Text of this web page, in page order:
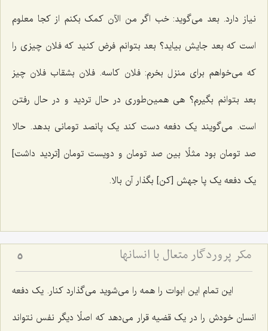
نیاز دارد. بعد می‌گوید: خب اگر من الآن کمک بکنم از کجا معلوم
است که بعد جایش بیاید؟ بعد بتوانم فرض کنید که فلان چیزی را
که می‌خواهم برای منزل بخرم: فلان کاسه. فلان بشقاب فلان چیز
بعد بتوانم بگیرم؟ هی همین‌طوری در حال تردید و در حال رفتن
است. می‌گویند یک دفعه دست کند یک پانصد تومانی بدهد. حالا
صد تومان بود مثلًا بین صد تومان و دویست تومان [تردید داشت‌]
یک دفعه یک پا جهش [کن‌] بگذار آن بالا.
مکر پروردگار متعال با انسانها 5
این تمام این ابوات را همه را می‌شوید می‌گذارد کنار. یک دفعه
انسان خودش را در یک قضیه قرار می‌دهد که اصلًا دیگر نفس نتواند